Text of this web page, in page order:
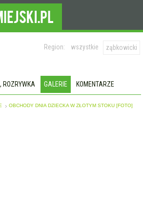
Region: wszystkie ząbkowicki
ROZRYWKA GALERIE KOMENTARZE
OBCHODY DNIA DZIECKA W ZŁOTYM STOKU [FOTO]